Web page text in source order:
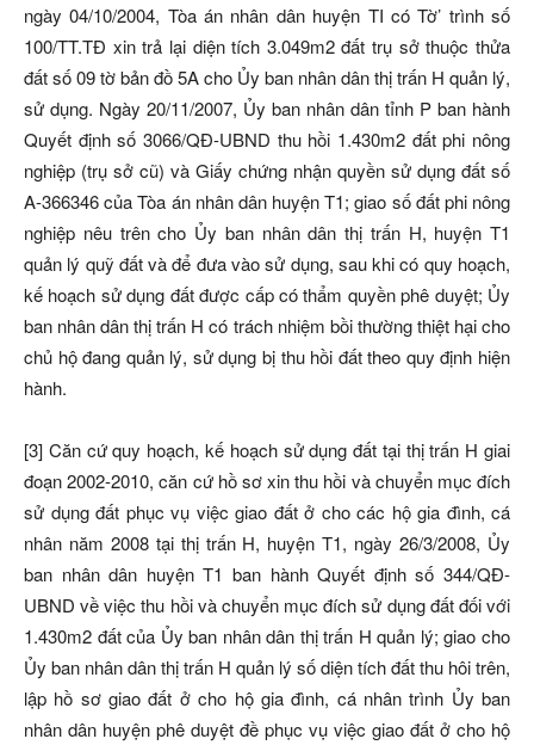
ngày 04/10/2004, Tòa án nhân dân huyện TI có Tờ’ trình số
100/TT.TĐ xin trả lại diện tích 3.049m2 đất trụ sở thuộc thửa
đất số 09 tờ bản đồ 5A cho Ủy ban nhân dân thị trấn H quản lý,
sử dụng. Ngày 20/11/2007, Ủy ban nhân dân tỉnh P ban hành
Quyết định số 3066/QĐ-UBND thu hồi 1.430m2 đất phi nông
nghiệp (trụ sở cũ) và Giấy chứng nhận quyền sử dụng đất số
A-366346 của Tòa án nhân dân huyện T1; giao số đất phi nông
nghiệp nêu trên cho Ủy ban nhân dân thị trấn H, huyện T1
quản lý quỹ đất và để đưa vào sử dụng, sau khi có quy hoạch,
kế hoạch sử dụng đất được cấp có thẩm quyền phê duyệt; Ủy
ban nhân dân thị trấn H có trách nhiệm bồi thường thiệt hại cho
chủ hộ đang quản lý, sử dụng bị thu hồi đất theo quy định hiện
hành.
[3] Căn cứ quy hoạch, kế hoạch sử dụng đất tại thị trấn H giai
đoạn 2002-2010, căn cứ hồ sơ xin thu hồi và chuyển mục đích
sử dụng đất phục vụ việc giao đất ở cho các hộ gia đình, cá
nhân năm 2008 tại thị trấn H, huyện T1, ngày 26/3/2008, Ủy
ban nhân dân huyện T1 ban hành Quyết định số 344/QĐ-
UBND về việc thu hồi và chuyển mục đích sử dụng đất đối với
1.430m2 đất của Ủy ban nhân dân thị trấn H quản lý; giao cho
Ủy ban nhân dân thị trấn H quản lý số diện tích đất thu hôi trên,
lập hồ sơ giao đất ở cho hộ gia đình, cá nhân trình Ủy ban
nhân dân huyện phê duyệt đề phục vụ việc giao đất ở cho hộ